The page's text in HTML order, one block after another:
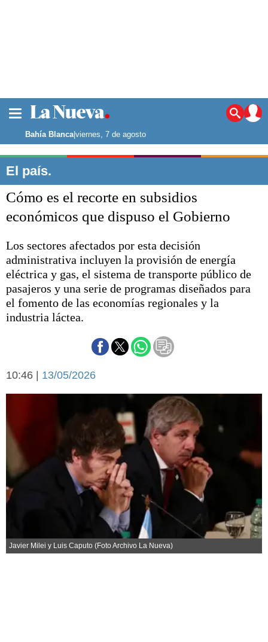
Noticias
La ciudad
Punta Alta
El mundo
Opinión
Deportes
Escenario Olímpico
Liga del Sur
Básquetbol
Fútbol
Federal A
Cines
Economía y finanzas
Sociedad
Tecnología
Turismo
Salud
Es viral
El tiempo
Horóscopo
Bahía Blanca|viernes, 7 de agosto
El país.
Cómo es el recorte en subsidios
económicos que dispuso el Gobierno
Los sectores afectados por esta decisión
administrativa incluyen la provisión de energía
eléctrica y gas, el sistema de transporte público de
pasajeros y una serie de programas diseñados para
el fomento de las economías regionales y la
industria láctea.
10:46 | 13/05/2026
Javier Milei y Luis Caputo (Foto Archivo La Nueva)